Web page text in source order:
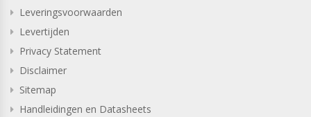
Leveringsvoorwaarden
Levertijden
Privacy Statement
Disclaimer
Sitemap
Handleidingen en Datasheets